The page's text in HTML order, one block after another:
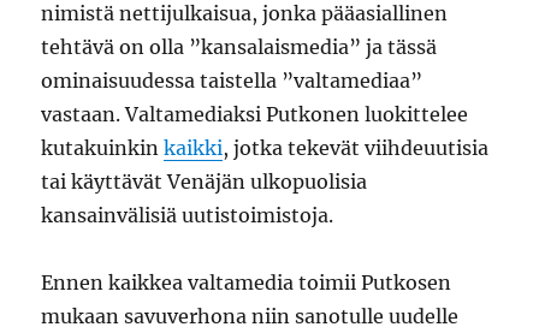
nimistä nettijulkaisua, jonka pääasiallinen
tehtävä on olla ”kansalaismedia” ja tässä
ominaisuudessa taistella ”valtamediaa”
vastaan. Valtamediaksi Putkonen luokittelee
kutakuinkinkaikki, jotka tekevät viihdeuutisia
tai käyttävät Venäjän ulkopuolisia
kansainvälisiä uutistoimistoja.
Ennen kaikkea valtamedia toimii Putkosen
mukaan savuverhona niin sanotulle uudelle